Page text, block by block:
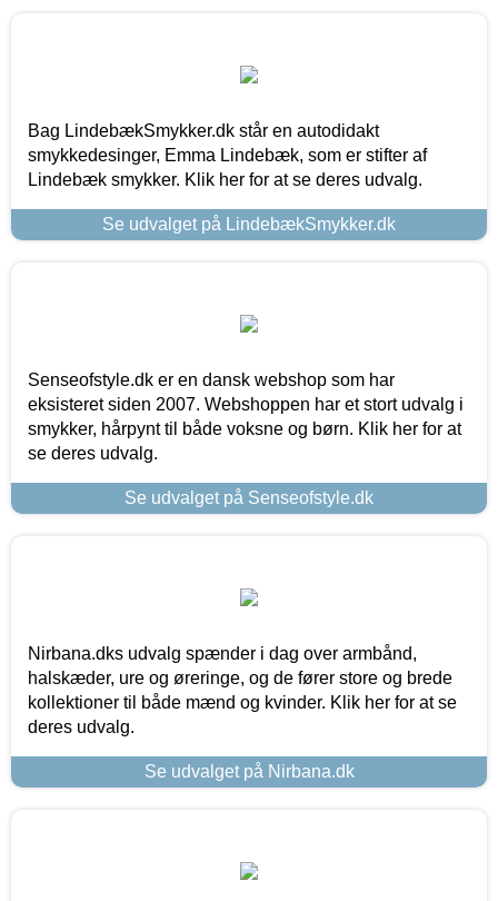
Bag LindebækSmykker.dk står en autodidakt
smykkedesinger, Emma Lindebæk, som er stifter af
Lindebæk smykker. Klik her for at se deres udvalg.
Se udvalget på LindebækSmykker.dk
Senseofstyle.dk er en dansk webshop som har
eksisteret siden 2007. Webshoppen har et stort udvalg i
smykker, hårpynt til både voksne og børn. Klik her for at
se deres udvalg.
Se udvalget på Senseofstyle.dk
Nirbana.dks udvalg spænder i dag over armbånd,
halskæder, ure og øreringe, og de fører store og brede
kollektioner til både mænd og kvinder. Klik her for at se
deres udvalg.
Se udvalget på Nirbana.dk